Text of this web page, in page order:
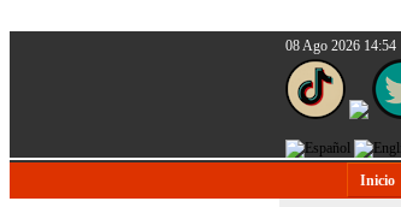
08 Ago 2026 14:54
Inicio